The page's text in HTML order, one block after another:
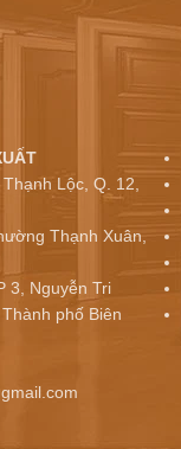
Lộc, Q. 12,
Thạnh Xuân,
3, Nguyễn Tri
phố Biên